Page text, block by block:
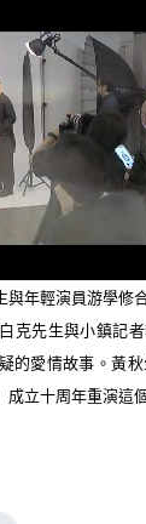
與年輕演員游學修
克先⽣與⼩鎮記
的愛情故事。黃
立十周年重演這